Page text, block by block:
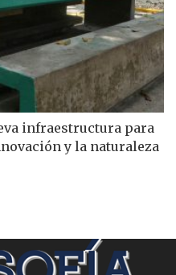
infraestructura para
y la naturaleza